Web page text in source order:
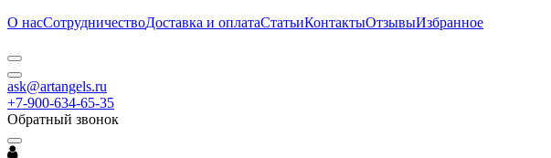
О насСотрудничествоДоставка и оплатаСтатьиКонтактыОтзывыИзбранное
ask@artangels.ru
+7-900-634-65-35
Обратный звонок